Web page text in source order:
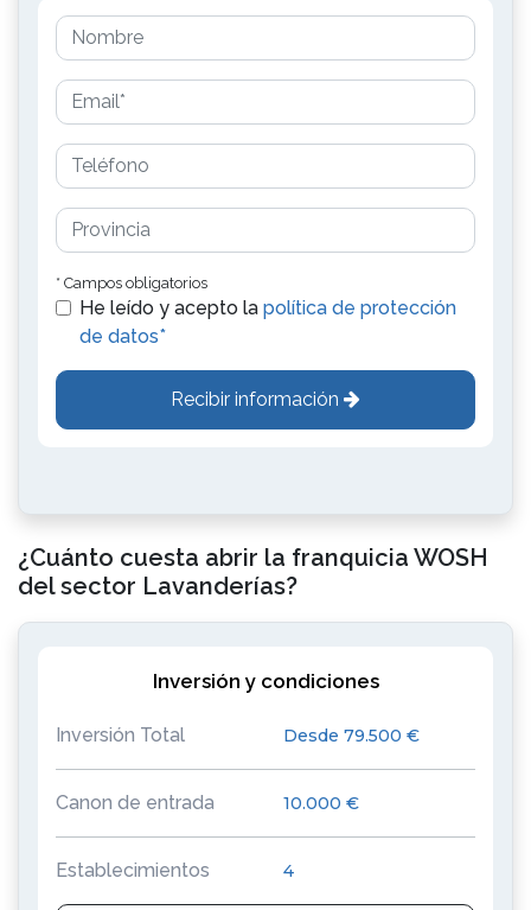
* Campos obligatorios
He leído y acepto la política de protección
de datos*
Recibir información
¿Cuánto cuesta abrir la franquicia WOSH
del sector Lavanderías?
Inversión y condiciones
Inversión Total Desde 79.500 €
Canon de entrada 10.000 €
Establecimientos 4